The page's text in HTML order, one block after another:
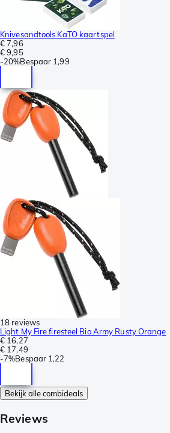
Knivesandtools KaTO kaartspel
€ 7,96
€ 9,95
-20%Bespaar 1,99
18 reviews
Light My Fire firesteel Bio Army Rusty Orange
€ 16,27
€ 17,49
-7%Bespaar 1,22
Bekijk alle combideals
Reviews